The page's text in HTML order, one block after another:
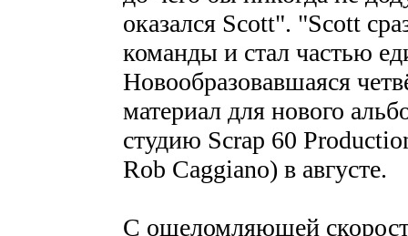
оказался Scott". "Scott
команды и стал частью
Новообразовавшаяся
материал для нового
студию Scrap 60
Rob Caggiano) в августе.
С ошеломляющей